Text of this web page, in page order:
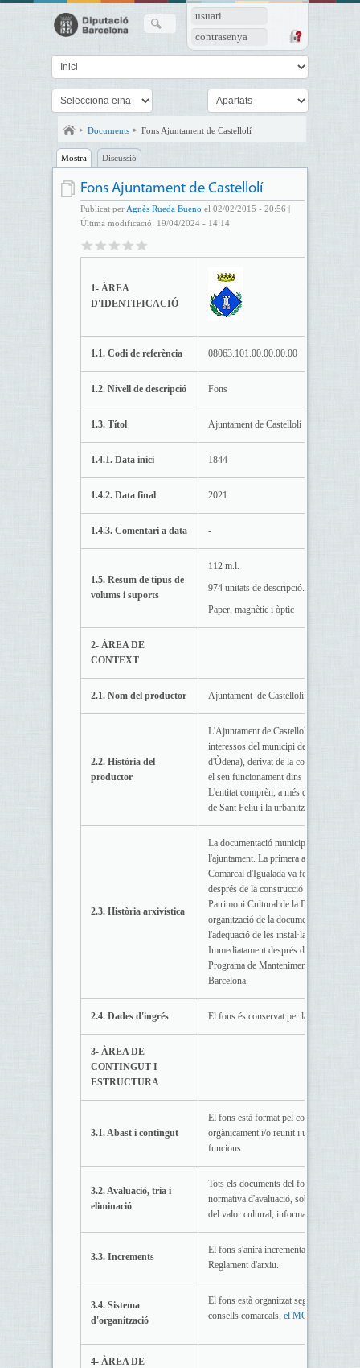
usuari
contrasenya
Documents Fons Ajuntament de Castellolí
Mostra Discussió
Fons Ajuntament de Castellolí
Publicat per Agnès Rueda Bueno el 02/02/2015 - 20:56 |
Última modificació: 19/04/2024 - 14:14
1- ÀREA
D'IDENTIFICACIÓ
1.1. Codi de referència 08063.101.00.00.00.00
1.2. Nivell de descripció Fons
1.3. Títol Ajuntament de Castellolí
1.4.1. Data inici 1844
1.4.2. Data final 2021
1.4.3. Comentari a data -
1.5. Resum de tipus de
volums i suports
112 m.l.
974 unitats de descripció.
Paper, magnètic i òptic
2- ÀREA DE
CONTEXT
2.1. Nom del productor Ajuntament de Castellolí
2.2. Història del
productor
L'Ajuntament de Castellolí és la
interessos del municipi de Castellolí.
d'Òdena), derivat de la corresponent
el seu funcionament dins l'estat
L'entitat comprèn, a més del municipi
de Sant Feliu i la urbanització dels
2.3. Història arxivística
La documentació municipal ha estat
l'ajuntament. La primera actuació es
Comarcal d'Igualada va fer un
després de la construcció del nou
Patrimoni Cultural de la Diputació de
organització de la documentació
l'adequació de les instal·lacions del
Immediatament després de
Programa de Manteniment de la
Barcelona.
2.4. Dades d'ingrés El fons és conservat per la institució
3- ÀREA DE
CONTINGUT I
ESTRUCTURA
3.1. Abast i contingut
El fons està format pel conjunt de
orgànicament i/o reunit i utilitzat per
funcions
3.2. Avaluació, tria i
eliminació
Tots els documents del fons són de
normativa d'avaluació, sobre la base
del valor cultural, informatiu o jurídic, o
3.3. Increments
El fons s'anirà incrementant amb noves
Reglament d'arxiu.
3.4. Sistema
d'organització
El fons està organitzat segons el model
consells comarcals, el MQCAC
4- ÀREA DE